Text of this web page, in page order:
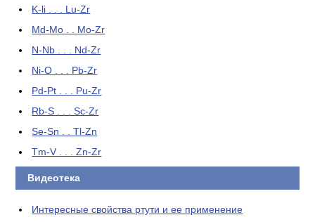
K-li . . . Lu-Zr
Md-Mo . . Mo-Zr
N-Nb . . . Nd-Zr
Ni-O . . . Pb-Zr
Pd-Pt . . . Pu-Zr
Rb-S . . . Sc-Zr
Se-Sn . . Tl-Zn
Tm-V . . . Zn-Zr
Видеотека
Интересные свойства ртути и ее применение